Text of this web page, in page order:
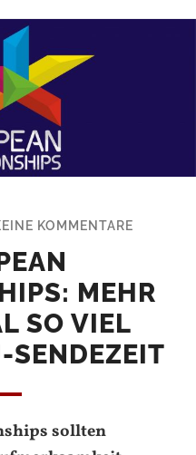
KOMMENTARE
MEHR
SO VIEL
SENDEZEIT
sollten